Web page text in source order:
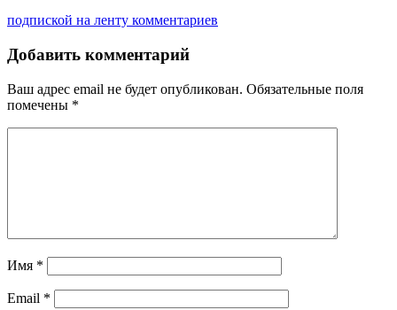
подпиской на ленту комментариев
Добавить комментарий
Ваш адрес email не будет опубликован. Обязательные поля
помечены *
Имя *
Email *